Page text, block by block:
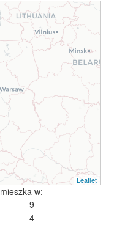
Leaflet
mieszka w:
9
4